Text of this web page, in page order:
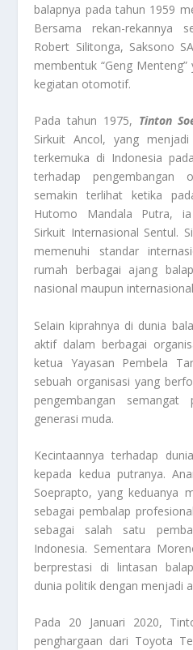
balapnya pada tahun 1959
Bersama rekan-rekannya
Robert Silitonga, Saksono
membentuk “Geng
kegiatan otomotif.
Pada tahun 1975, Tinton
Sirkuit Ancol, yang
terkemuka di Indonesia
terhadap pengembangan
semakin terlihat ketika
Hutomo Mandala Putra,
Sirkuit Internasional Sentul.
memenuhi standar
rumah berbagai ajang
nasional maupun
Selain kiprahnya di dunia
aktif dalam berbagai
ketua Yayasan Pembela
sebuah organisasi yang
pengembangan
generasi muda.
Kecintaannya terhadap
kepada kedua putranya.
Soeprapto, yang keduanya
sebagai pembalap
sebagai salah satu
Indonesia. Sementara
berprestasi di lintasan
dunia politik dengan menjadi
Pada 20 Januari 2020,
penghargaan dari Toyota